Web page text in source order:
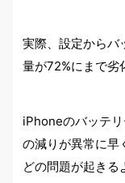
実際、設定からバ
量が72%にまで劣
iPhoneのバッテ
の減りが異常に早
どの問題が起きる